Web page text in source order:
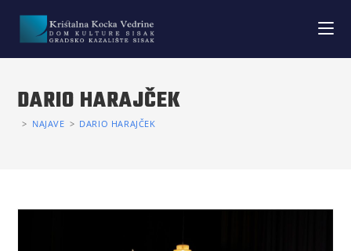
DARIO HARAJČEK
> NAJAVE > DARIO HARAJČEK